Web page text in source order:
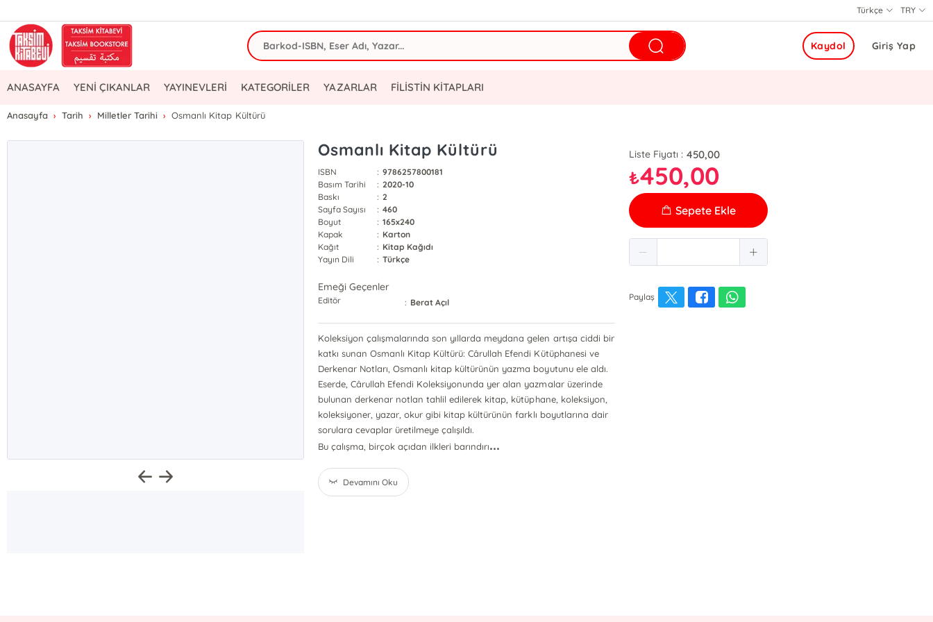
TRY
Türkçe
Giriş Yap
Kaydol
ANASAYFA YENİ ÇIKANLAR YAYINEVLERİ KATEGORİLER YAZARLAR FİLİSTİN KİTAPLARI
Anasayfa Tarih Milletler Tarihi Osmanlı Kitap Kültürü
Osmanlı Kitap Kültürü
ISBN : 9786257800181
Basım Tarihi
: 2020-10
Baskı
: 2
Sayfa Sayısı
: 460
Boyut
: 165x240
Kapak
: Karton
Kağıt
: Kitap Kağıdı
Yayın Dili
: Türkçe
Emeği Geçenler
Editör : Berat Açıl
Koleksiyon çalışmalarında son yıllarda meydana gelen artışa ciddi bir
katkı sunan Osmanlı Kitap Kültürü: Cârullah Efendi Kütüphanesi ve
Derkenar Notları, Osmanlı kitap kültürünün yazma boyutunu ele aldı.
Eserde, Cârullah Efendi Koleksiyonunda yer alan yazmalar üzerinde
bulunan derkenar notlan tahlil edilerek kitap, kütüphane, koleksiyon,
koleksiyoner, yazar, okur gibi kitap kültürünün farklı boyutlarına dair
sorulara cevaplar üretilmeye çalışıldı.
Bu çalışma, birçok açıdan ilkleri barındırı...
Devamını Oku
Liste Fiyatı : 450,00
₺450,00
Sepete Ekle
Paylaş